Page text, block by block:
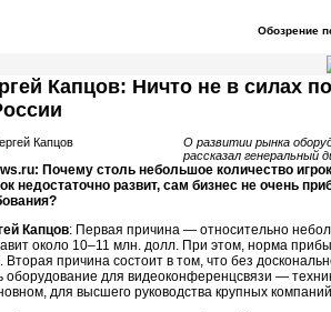
Обозрение
Капцов: Ничто не в силах
О развитии рынка
рассказал генеральный
Почему столь небольшое количество
недостаточно развит, сам бизнес не очень
Капцов: Первая причина — относительно
около 10–11 млн. долл. При этом, норма
Вторая причина состоит в том, что без
оборудование для видеоконференцсвязи —
для высшего руководства крупных